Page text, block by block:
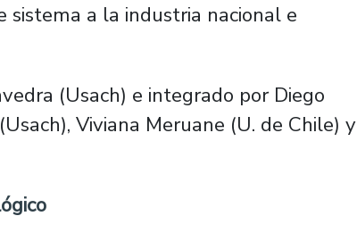
a la industria nacional e
(Usach) e integrado por Diego
Viviana Meruane (U. de Chile) y